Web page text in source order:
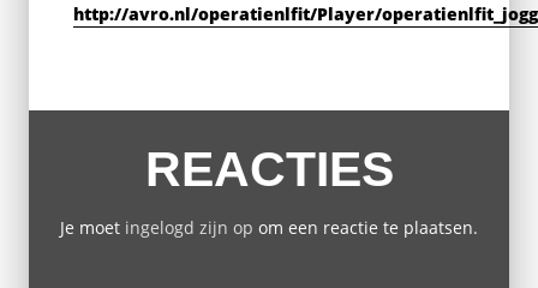
http://avro.nl/operatienlfit/Player/
REACTIES
Je moet ingelogd zijn op om een reactie te plaatsen.